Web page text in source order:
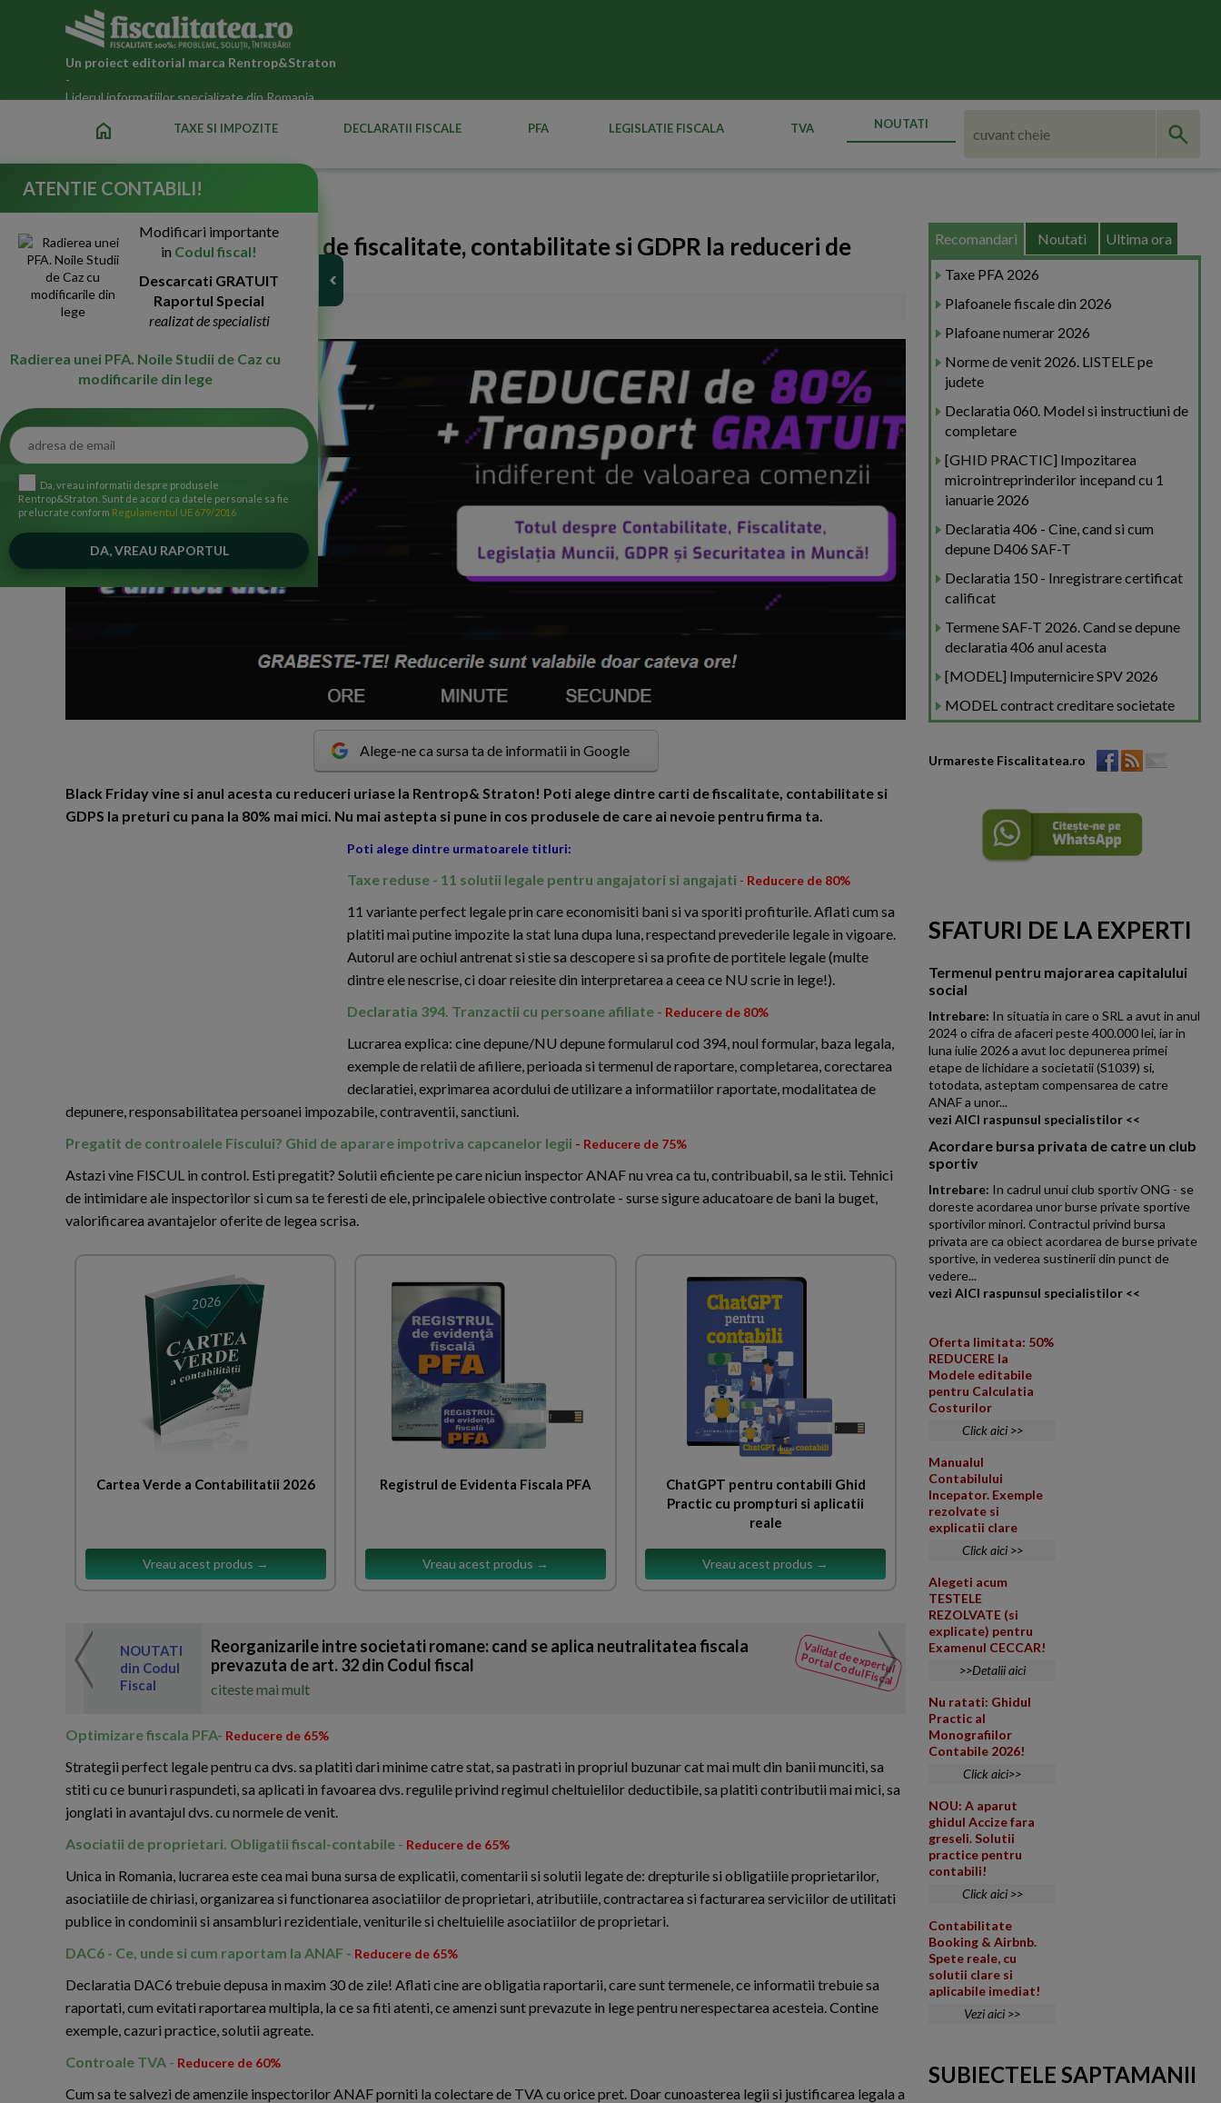
Un proiect editorial marca Rentrop&Straton
-
Liderul informatiilor specializate din Romania
home TAXE SI IMPOZITE DECLARATII FISCALE PFA LEGISLATIE FISCALA TVA NOUTATI
Black Friday 2021: carti de fiscalitate, contabilitate si GDPR la reduceri de
peste 80%
09-Nov-2021 2670
Alege-ne ca sursa ta de informatii in Google
Black Friday vine si anul acesta cu reduceri uriase la Rentrop& Straton! Poti alege dintre carti de fiscalitate, contabilitate si
GDPS la preturi cu pana la 80% mai mici. Nu mai astepta si pune in cos produsele de care ai nevoie pentru firma ta.
Poti alege dintre urmatoarele titluri:
Taxe reduse - 11 solutii legale pentru angajatori si angajati - Reducere de 80%
11 variante perfect legale prin care economisiti bani si va sporiti profiturile. Aflati cum sa
platiti mai putine impozite la stat luna dupa luna, respectand prevederile legale in vigoare.
Autorul are ochiul antrenat si stie sa descopere si sa profite de portitele legale (multe
dintre ele nescrise, ci doar reiesite din interpretarea a ceea ce NU scrie in lege!).
Declaratia 394. Tranzactii cu persoane afiliate - Reducere de 80%
Lucrarea explica: cine depune/NU depune formularul cod 394, noul formular, baza legala,
exemple de relatii de afiliere, perioada si termenul de raportare, completarea, corectarea
declaratiei, exprimarea acordului de utilizare a informatiilor raportate, modalitatea de
depunere, responsabilitatea persoanei impozabile, contraventii, sanctiuni.
Pregatit de controalele Fiscului? Ghid de aparare impotriva capcanelor legii - Reducere de 75%
Astazi vine FISCUL in control. Esti pregatit? Solutii eficiente pe care niciun inspector ANAF nu vrea ca tu, contribuabil, sa le stii. Tehnici
de intimidare ale inspectorilor si cum sa te feresti de ele, principalele obiective controlate - surse sigure aducatoare de bani la buget,
valorificarea avantajelor oferite de legea scrisa.
Cartea Verde a Contabilitatii 2026
Vreau acest produs →
Registrul de Evidenta Fiscala PFA
Vreau acest produs →
ChatGPT pentru contabili Ghid
Practic cu prompturi si aplicatii
reale
Vreau acest produs →
NOUTATI
din Codul
Fiscal
Validat de expertul
Portal Codul Fiscal
Reorganizarile intre societati romane: cand se aplica neutralitatea fiscala
prevazuta de art. 32 din Codul fiscal
citeste mai mult
NOUTATI
din Codul
Lichidare societate.
Optimizare fiscala PFA- Reducere de 65%
Strategii perfect legale pentru ca dvs. sa platiti dari minime catre stat, sa pastrati in propriul buzunar cat mai mult din banii munciti, sa
stiti cu ce bunuri raspundeti, sa aplicati in favoarea dvs. regulile privind regimul cheltuielilor deductibile, sa platiti contributii mai mici, sa
jonglati in avantajul dvs. cu normele de venit.
Asociatii de proprietari. Obligatii fiscal-contabile - Reducere de 65%
Unica in Romania, lucrarea este cea mai buna sursa de explicatii, comentarii si solutii legate de: drepturile si obligatiile proprietarilor,
asociatiile de chiriasi, organizarea si functionarea asociatiilor de proprietari, atributiile, contractarea si facturarea serviciilor de utilitati
publice in condominii si ansambluri rezidentiale, veniturile si cheltuielile asociatiilor de proprietari.
DAC6 - Ce, unde si cum raportam la ANAF - Reducere de 65%
Declaratia DAC6 trebuie depusa in maxim 30 de zile! Aflati cine are obligatia raportarii, care sunt termenele, ce informatii trebuie sa
raportati, cum evitati raportarea multipla, la ce sa fiti atenti, ce amenzi sunt prevazute in lege pentru nerespectarea acesteia. Contine
exemple, cazuri practice, solutii agreate.
Controale TVA - Reducere de 60%
Cum sa te salvezi de amenzile inspectorilor ANAF porniti la colectare de TVA cu orice pret. Doar cunoasterea legii si justificarea legala a
Recomandari Noutati Ultima ora
Taxe PFA 2026
Plafoanele fiscale din 2026
Plafoane numerar 2026
Norme de venit 2026. LISTELE pe
judete
Declaratia 060. Model si instructiuni de
completare
[GHID PRACTIC] Impozitarea
microintreprinderilor incepand cu 1
ianuarie 2026
Declaratia 406 - Cine, cand si cum
depune D406 SAF-T
Declaratia 150 - Inregistrare certificat
calificat
Termene SAF-T 2026. Cand se depune
declaratia 406 anul acesta
[MODEL] Imputernicire SPV 2026
MODEL contract creditare societate
Urmareste Fiscalitatea.ro
SFATURI DE LA EXPERTI
Termenul pentru majorarea capitalului
social
Intrebare: In situatia in care o SRL a avut in anul
2024 o cifra de afaceri peste 400.000 lei, iar in
luna iulie 2026 a avut loc depunerea primei
etape de lichidare a societatii (S1039) si,
totodata, asteptam compensarea de catre
ANAF a unor...
vezi AICI raspunsul specialistilor <<
Acordare bursa privata de catre un club
sportiv
Intrebare: In cadrul unui club sportiv ONG - se
doreste acordarea unor burse private sportive
sportivilor minori. Contractul privind bursa
privata are ca obiect acordarea de burse private
sportive, in vederea sustinerii din punct de
vedere...
vezi AICI raspunsul specialistilor <<
Oferta limitata: 50%
REDUCERE la
Modele editabile
pentru Calculatia
Costurilor
Click aici >>
Manualul
Contabilului
Incepator. Exemple
rezolvate si
explicatii clare
Click aici >>
Alegeti acum
TESTELE
REZOLVATE (si
explicate) pentru
Examenul CECCAR!
>>Detalii aici
Nu ratati: Ghidul
Practic al
Monografiilor
Contabile 2026!
Click aici>>
NOU: A aparut
ghidul Accize fara
greseli. Solutii
practice pentru
contabili!
Click aici >>
Contabilitate
Booking & Airbnb.
Spete reale, cu
solutii clare si
aplicabile imediat!
Vezi aici >>
SUBIECTELE SAPTAMANII
ATENTIE CONTABILI!
Modificari importante
in Codul fiscal!
Descarcati GRATUIT
Raportul Special
realizat de specialisti
Radierea unei PFA. Noile Studii de Caz cu
modificarile din lege
Da, vreau informatii despre produsele
Rentrop&Straton. Sunt de acord ca datele personale sa fie
prelucrate conform Regulamentul UE 679/2016